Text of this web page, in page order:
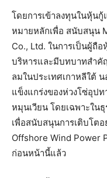
โดยการเข้าลงทุนในหุ้น
หมายหลักเพื่อ สนับสนุน
Co., Ltd. ในการเป็นผู้ถื
บริหารและมีบทบาทสำคั
ลมในประเทศเกาหลีใต้
แข็งแกร่งของห่วงโซ่อุป
หมุนเวียน โดยเฉพาะใน
เพื่อสนับสนุนการเติบโตอ
Offshore Wind Power
ก่อนหน้านี้แล้ว